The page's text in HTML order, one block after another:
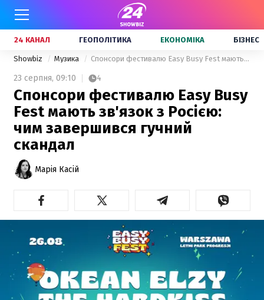
24 КАНАЛ ГЕОПОЛІТИКА ЕКОНОМІКА БІЗНЕС
Showbiz Музика Спонсори фестивалю Easy Busy Fest мають зв'язок з Росією: чим завершився гучний скандал
23 серпня, 09:10 4
Спонсори фестивалю Easy Busy
Fest мають зв'язок з Росією:
чим завершився гучний
скандал
Марія Касій